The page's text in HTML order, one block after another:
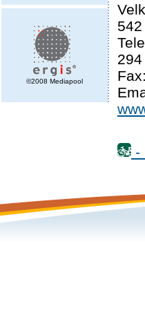
©2008 Mediapool
294
-